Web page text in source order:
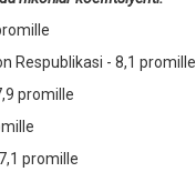
Respublikasi - 8,1 promille
promille
promille